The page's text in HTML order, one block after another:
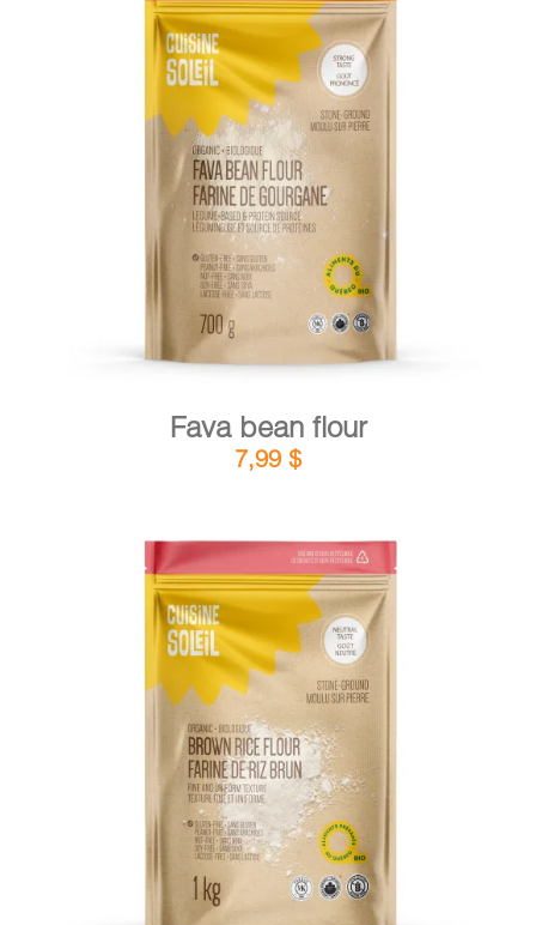
CART
FR
ADD TO CART / DETAILS
Fava bean flour
7,99 $
ADD TO CART / DETAILS